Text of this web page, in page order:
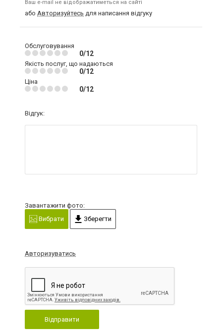
Ваш e-mail не відображатиметься на сайті
або Авторизуйтесь для написання відгуку
Обслуговування
0/12
Якість послуг, що надаються
0/12
Ціна
0/12
Відгук:
Завантажити фото:
Вибрати
Зберегти
Авторизуватись
Відправити